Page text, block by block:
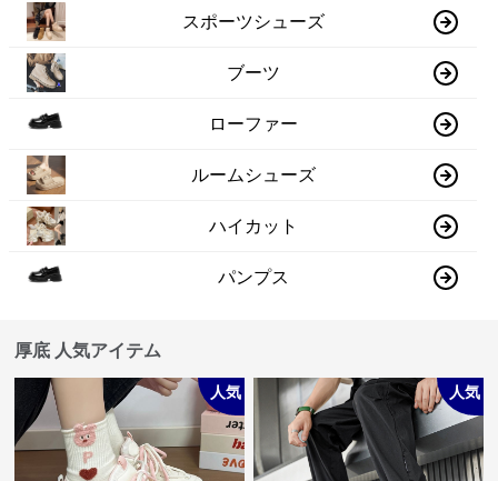
スポーツシューズ
ブーツ
ローファー
ルームシューズ
ハイカット
パンプス
厚底 人気アイテム
人気 人気